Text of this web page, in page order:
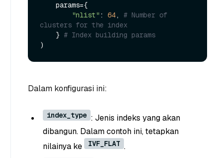
"nlist" : 64, # Number of
clusters for the index
    }
# Index building params
Dalam konfigurasi ini:
index_type : Jenis indeks yang akan
dibangun. Dalam contoh ini, tetapkan
nilainya ke
IVF_FLAT .